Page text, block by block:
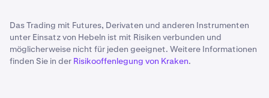
Das Trading mit Futures, Derivaten und anderen Instrumenten
unter Einsatz von Hebeln ist mit Risiken verbunden und
möglicherweise nicht für jeden geeignet. Weitere Informationen
finden Sie in der Risikooffenlegung von Kraken.